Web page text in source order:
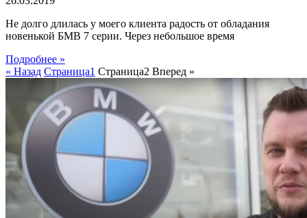
Не долго длилась у моего клиента радость от обладания
новенькой БМВ 7 серии. Через небольшое время
Подробнее »
« Назад Страница1 Страница2 Вперед »